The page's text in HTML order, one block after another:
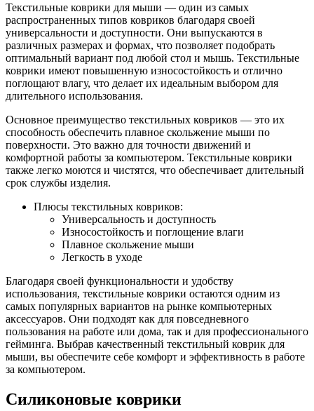
Текстильные коврики для мыши — один из самых
распространенных типов ковриков благодаря своей
универсальности и доступности. Они выпускаются в
различных размерах и формах, что позволяет подобрать
оптимальный вариант под любой стол и мышь. Текстильные
коврики имеют повышенную износостойкость и отлично
поглощают влагу, что делает их идеальным выбором для
длительного использования.
Основное преимущество текстильных ковриков — это их
способность обеспечить плавное скольжение мыши по
поверхности. Это важно для точности движений и
комфортной работы за компьютером. Текстильные коврики
также легко моются и чистятся, что обеспечивает длительный
срок службы изделия.
Плюсы текстильных ковриков:
Универсальность и доступность
Износостойкость и поглощение влаги
Плавное скольжение мыши
Легкость в уходе
Благодаря своей функциональности и удобству
использования, текстильные коврики остаются одним из
самых популярных вариантов на рынке компьютерных
аксессуаров. Они подходят как для повседневного
пользования на работе или дома, так и для профессионального
гейминга. Выбрав качественный текстильный коврик для
мыши, вы обеспечите себе комфорт и эффективность в работе
за компьютером.
Силиконовые коврики